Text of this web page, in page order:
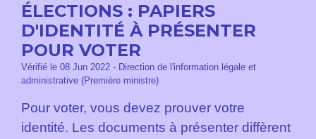
ÉLECTIONS : PAPIERS
D'IDENTITÉ À PRÉSENTER
POUR VOTER
Vérifié le 08 Jun 2022 - Direction de l'information légale et
administrative (Première ministre)
Pour voter, vous devez prouver votre
identité. Les documents à présenter diffèrent